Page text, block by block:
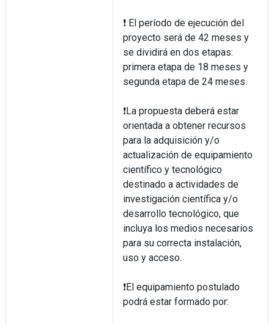
❗ El período de ejecución del
proyecto será de 42 meses y
se dividirá en dos etapas:
primera etapa de 18 meses y
segunda etapa de 24 meses.
❗La propuesta deberá estar
orientada a obtener recursos
para la adquisición y/o
actualización de equipamiento
científico y tecnológico
destinado a actividades de
investigación científica y/o
desarrollo tecnológico, que
incluya los medios necesarios
para su correcta instalación,
uso y acceso.
❗El equipamiento postulado
podrá estar formado por: